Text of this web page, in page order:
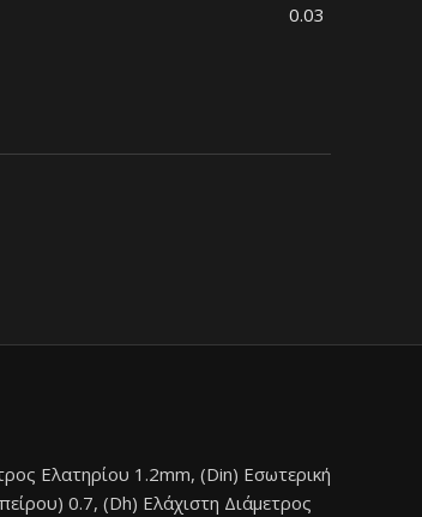
0.03
Ελατηρίου 1.2mm, (Din) Εσωτερική
0.7, (Dh) Ελάχιστη Διάμετρος